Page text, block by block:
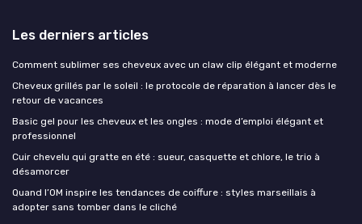
Les derniers articles
Comment sublimer ses cheveux avec un claw clip élégant et moderne
Cheveux grillés par le soleil : le protocole de réparation à lancer dès le
retour de vacances
Basic gel pour les cheveux et les ongles : mode d’emploi élégant et
professionnel
Cuir chevelu qui gratte en été : sueur, casquette et chlore, le trio à
désamorcer
Quand l’OM inspire les tendances de coiffure : styles marseillais à
adopter sans tomber dans le cliché